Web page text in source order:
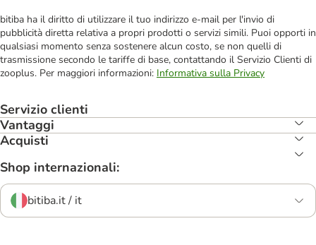
bitiba ha il diritto di utilizzare il tuo indirizzo e-mail per l'invio di
pubblicità diretta relativa a propri prodotti o servizi simili. Puoi opporti in
qualsiasi momento senza sostenere alcun costo, se non quelli di
trasmissione secondo le tariffe di base, contattando il Servizio Clienti di
zooplus. Per maggiori informazioni: Informativa sulla Privacy
Servizio clienti
Vantaggi
Acquisti
Shop internazionali:
bitiba.it / it